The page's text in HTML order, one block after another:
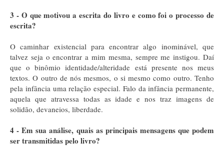
3 - O que motivou a escrita do livro e como foi o processo de
escrita?
O caminhar existencial para encontrar algo inominável, que
talvez seja o encontrar a mim mesma, sempre me instigou. Daí
que o binômio identidade/alteridade está presente nos meus
textos. O outro de nós mesmos, o si mesmo como outro. Tenho
pela infância uma relação especial. Falo da infância permanente,
aquela que atravessa todas as idade e nos traz imagens de
solidão, devaneios, liberdade.
4 - Em sua análise, quais as principais mensagens que podem
ser transmitidas pelo livro?